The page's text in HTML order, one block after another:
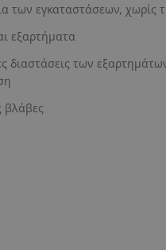
των εγκαταστάσεων, χωρίς
εξαρτήματα
διαστάσεις των
βλάβες